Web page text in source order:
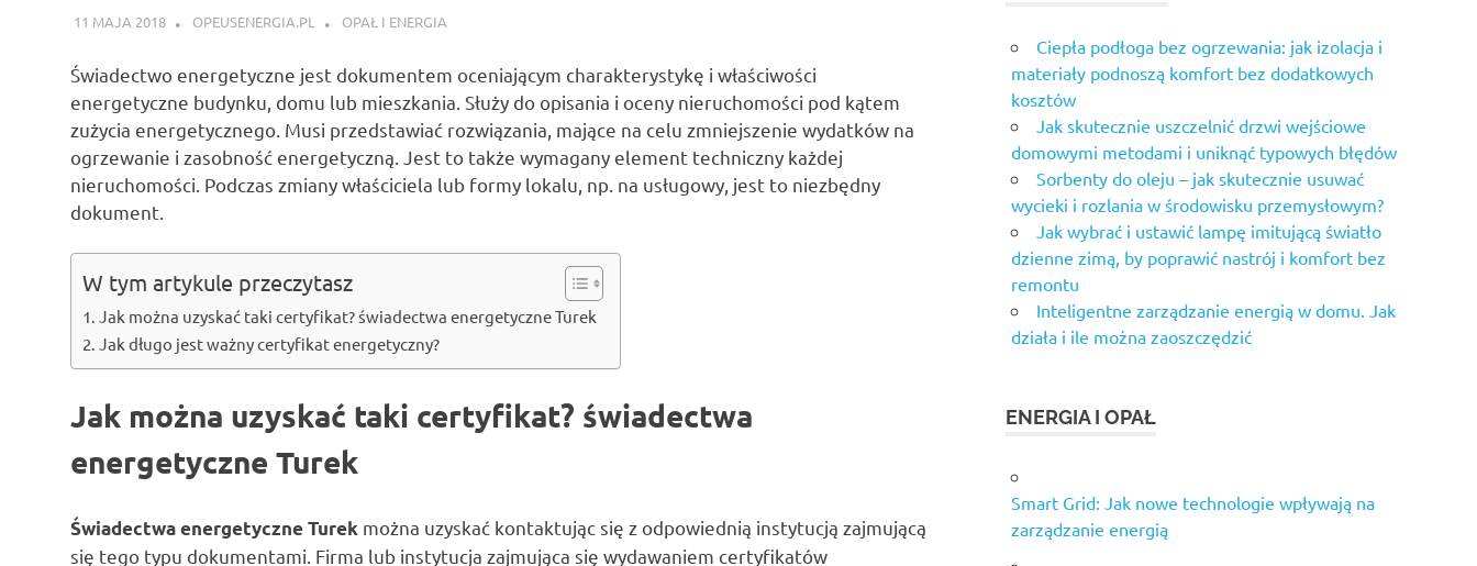
11 MAJA 2018 OPEUSENERGIA.PL OPAŁ I ENERGIA
Świadectwo energetyczne jest dokumentem oceniającym charakterystykę i właściwości
energetyczne budynku, domu lub mieszkania. Służy do opisania i oceny nieruchomości pod kątem
zużycia energetycznego. Musi przedstawiać rozwiązania, mające na celu zmniejszenie wydatków na
ogrzewanie i zasobność energetyczną. Jest to także wymagany element techniczny każdej
nieruchomości. Podczas zmiany właściciela lub formy lokalu, np. na usługowy, jest to niezbędny
dokument.
W tym artykule przeczytasz
Jak można uzyskać taki certyfikat? świadectwa energetyczne Turek
Jak długo jest ważny certyfikat energetyczny?
Jak można uzyskać taki certyfikat? świadectwa
energetyczne Turek
Świadectwa energetyczne Turek można uzyskać kontaktując się z odpowiednią instytucją zajmującą
się tego typu dokumentami. Firma lub instytucja zajmująca się wydawaniem certyfikatów
Ciepła podłoga bez ogrzewania: jak izolacja i
materiały podnoszą komfort bez dodatkowych
kosztów
Jak skutecznie uszczelnić drzwi wejściowe
domowymi metodami i uniknąć typowych błędów
Sorbenty do oleju – jak skutecznie usuwać
wycieki i rozlania w środowisku przemysłowym?
Jak wybrać i ustawić lampę imitującą światło
dzienne zimą, by poprawić nastrój i komfort bez
remontu
Inteligentne zarządzanie energią w domu. Jak
działa i ile można zaoszczędzić
ENERGIA I OPAŁ
Smart Grid: Jak nowe technologie wpływają na
zarządzanie energią